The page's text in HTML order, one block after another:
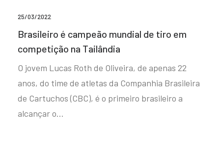
25/03/2022
Brasileiro é campeão mundial de tiro em
competição na Tailândia
O jovem Lucas Roth de Oliveira, de apenas 22
anos, do time de atletas da Companhia Brasileira
de Cartuchos (CBC), é o primeiro brasileiro a
alcançar o…